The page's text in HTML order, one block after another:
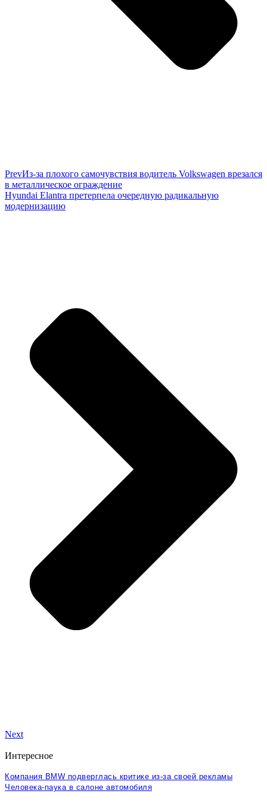
PrevИз-за плохого самочувствия водитель Volkswagen врезался
в металлическое ограждение
Hyundai Elantra претерпела очередную радикальную
модернизацию
Next
Интересное
Компания BMW подверглась критике из-за своей рекламы
Человека-паука в салоне автомобиля